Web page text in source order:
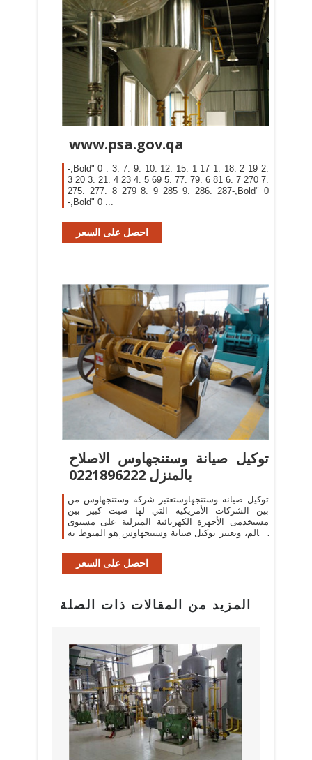
www.psa.gov.qa
-,Bold" 0 . 3. 7. 9. 10. 12. 15. 1 17 1. 18. 2 19 2.
3 20 3. 21. 4 23 4. 5 69 5. 77. 79. 6 81 6. 7 270 7.
275. 277. 8 279 8. 9 285 9. 286. 287-,Bold" 0
-,Bold" 0 ...
احصل على السعر
توكيل صيانة وستنجهاوس الاصلاح
بالمنزل 0221896222
توكيل صيانة وستنجهاوستعتبر شركة وستنجهاوس من
بين الشركات الأمريكية التي لها صيت كبير بين
مستخدمى الأجهزة الكهربائية المنزلية على مستوى
العالم، ويعتبر توكيل صيانة وستنجهاوس هو المنوط به
احصل على السعر
المزيد من المقالات ذات الصلة